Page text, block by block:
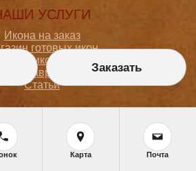
УСЛУГИ
Икона на заказ
готовых икон
Школа иконописи
Реставрация
Статьи
О мастерской
сделать заказ
Заказать
Карта Почта